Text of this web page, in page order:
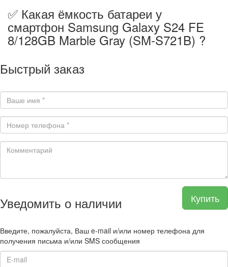
✅ Какая ёмкость батареи у
смартфон Samsung Galaxy S24 FE
8/128GB Marble Gray (SM-S721B) ?
Быстрый заказ
Купить
Уведомить о наличии
Введите, пожалуйста, Ваш e-mail и/или номер телефона для
получения письма и/или SMS сообщения